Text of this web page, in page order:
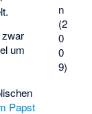
n
(2
0
0
9)
um
Papst